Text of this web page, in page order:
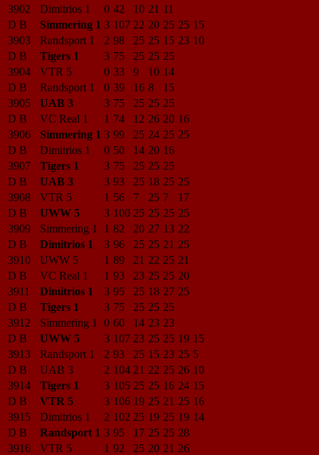
3902
Dimitrios 1 0 42 10 21 11
D B
Simmering 1 3 107 22 20 25 25 15
3903
Randsport 1 2 98 25 25 15 23 10
D B
Tigers 1 3 75 25 25 25
3904
VTR 5 0 33 9 10 14
D B
Randsport 1 0 39 16 8
15
3905
UAB 3 3 75 25 25 25
D B
VC Real 1 1 74 12 26 20 16
3906
Simmering 1 3 99 25 24 25 25
D B
Dimitrios 1 0 50 14 20 16
3907
Tigers 1 3 75 25 25 25
D B
UAB 3 3 93 25 18 25 25
3908
VTR 5 1 56 7 25 7
17
D B
UWW 5 3 100 25 25 25 25
3909
Simmering 1 1 82 20 27 13 22
D B
Dimitrios 1 3 96 25 25 21 25
3910
UWW 5 1 89 21 22 25 21
D B
VC Real 1 1 93 23 25 25 20
3911
Dimitrios 1 3 95 25 18 27 25
D B
Tigers 1 3 75 25 25 25
3912
Simmering 1 0 60 14 23 23
D B
UWW 5 3 107 23 25 25 19 15
3913
Randsport 1 2 93 25 15 23 25 5
D B
UAB 3 2 104 21 22 25 26 10
3914
Tigers 1 3 105 25 25 16 24 15
D B
VTR 5 3 106 19 25 21 25 16
3915
Dimitrios 1 2 102 25 19 25 19 14
D B
Randsport 1 3 95 17 25 25 28
3916
VTR 5 1 92 25 20 21 26